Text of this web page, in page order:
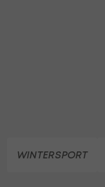
WINTERSPORT